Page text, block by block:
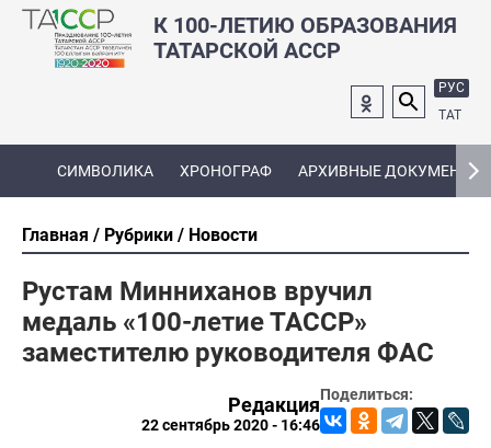
К 100-ЛЕТИЮ ОБРАЗОВАНИЯ
ТАТАРСКОЙ АССР
РУС
ТАТ
СИМВОЛИКА ХРОНОГРАФ АРХИВНЫЕ ДОКУМЕНТЫ
Главная Рубрики Новости
Рустам Минниханов вручил
медаль «100-летие ТАССР»
заместителю руководителя ФАС
Поделиться:
Редакция
22 сентябрь 2020 - 16:46